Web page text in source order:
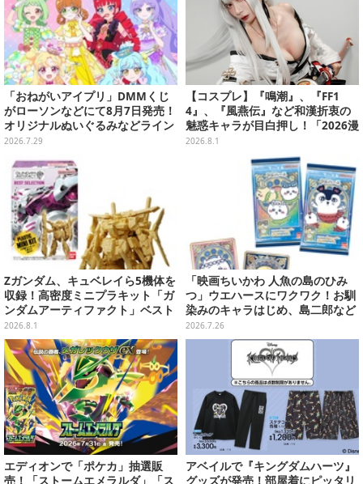
「おねがいアイプリ」DMMくじ
がローソンなどにて8月7日発売！
オリジナルぬいぐるみなどライン
ナップ、各等賞にスペシャルアイ
2026.7.29
【コスプレ】『鳴潮』、『FF1
4』、『風燕伝』など和漢折衷の
魅惑キャラが目白押し！「2026漫
画博覧会」美麗レイヤー13選【写
2026.8.1
Zガンダム、キュベレイら5機体を
収録！高密度ミニプラキット「ガ
ンダムアーティファクト」ベスト
セレクションが10月発売
2026.8.1
「映画ちいかわ 人魚の島のひみ
つ」ウエハースにワクワク！お馴
染みのキャラはじめ、島二郎など
セイレーン編カード全22種
2026.7.26
エディオンで「ポケカ」抽選販
売！「ストームエメラルダ」「ス
アベイルで『キングダムハーツ』
グッズが発売！部屋着にピッタリ